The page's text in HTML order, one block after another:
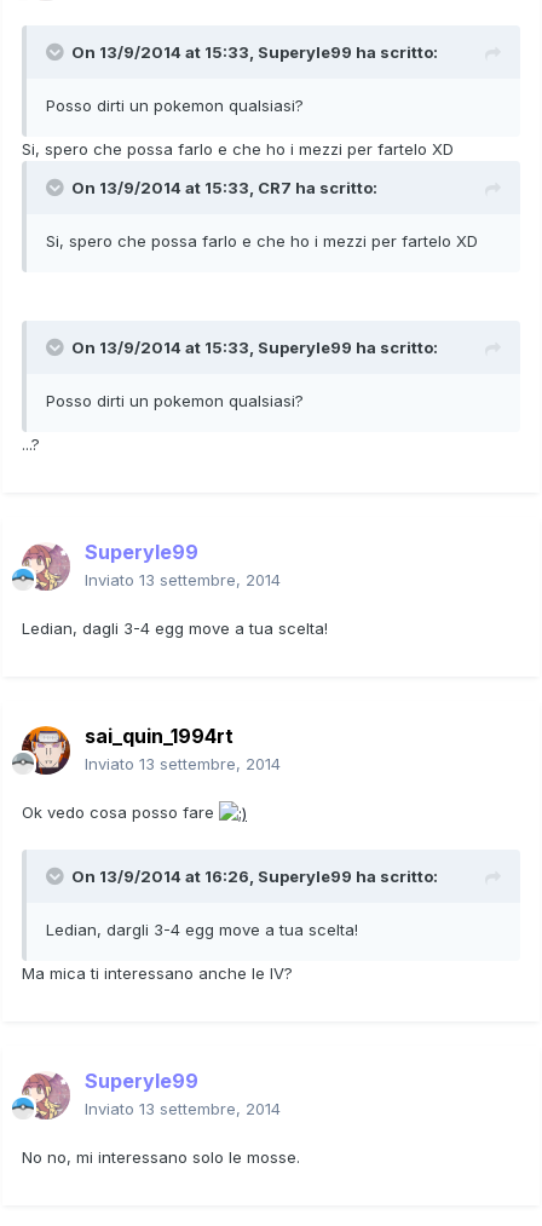
On 13/9/2014 at 15:33, Superyle99 ha scritto:
Posso dirti un pokemon qualsiasi?
Si, spero che possa farlo e che ho i mezzi per fartelo XD
On 13/9/2014 at 15:33, CR7 ha scritto:
Si, spero che possa farlo e che ho i mezzi per fartelo XD
On 13/9/2014 at 15:33, Superyle99 ha scritto:
Posso dirti un pokemon qualsiasi?
...?
Superyle99
Inviato 13 settembre, 2014
Ledian, dagli 3-4 egg move a tua scelta!
sai_quin_1994rt
Inviato 13 settembre, 2014
Ok vedo cosa posso fare
On 13/9/2014 at 16:26, Superyle99 ha scritto:
Ledian, dargli 3-4 egg move a tua scelta!
Ma mica ti interessano anche le IV?
Superyle99
Inviato 13 settembre, 2014
No no, mi interessano solo le mosse.